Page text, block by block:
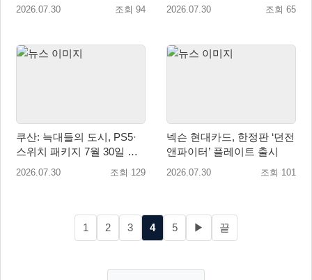
2026.07.30 조회 94 2026.07.30 조회 65
쿠산: 늑대들의 도시, PS5·
스위치 패키지 7월 30일 국
내 정식 출시
2026.07.30 조회 129
넥슨 현대카드, 한정판 ‘던전
앤파이터’ 플레이트 출시
2026.07.30 조회 101
1 2 3 4 5 ▶ 끝